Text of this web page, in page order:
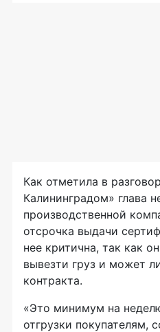
Как отметила в
Калининградом» глава
производственной
отсрочка выдачи
нее критична, так как
вывезти груз и может
контракта.
«Это минимум на
отгрузки покупателям,